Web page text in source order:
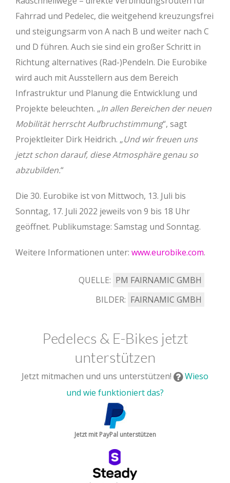
Fahrrad und Pedelec, die weitgehend kreuzungsfrei
und steigungsarm von A nach B und weiter nach C
und D führen. Auch sie sind ein großer Schritt in
Richtung alternatives (Rad-)Pendeln. Die Eurobike
wird auch mit Ausstellern aus dem Bereich
Infrastruktur und Planung die Entwicklung und
Projekte beleuchten. „In allen Bereichen der neuen
Mobilität herrscht Aufbruchstimmung“, sagt
Projektleiter Dirk Heidrich. „Und wir freuen uns
jetzt schon darauf, diese Atmosphäre genau so
abzubilden.“
Die 30. Eurobike ist von Mittwoch, 13. Juli bis
Sonntag, 17. Juli 2022 jeweils von 9 bis 18 Uhr
geöffnet. Publikumstage: Samstag und Sonntag.
Weitere Informationen unter: www.eurobike.com.
QUELLE: PM FAIRNAMIC GMBH
BILDER: FAIRNAMIC GMBH
Pedelecs & E-Bikes jetzt
unterstützen
Jetzt mitmachen und uns unterstützen!
Wieso
und wie funktioniert das?
Jetzt mit PayPal unterstützen